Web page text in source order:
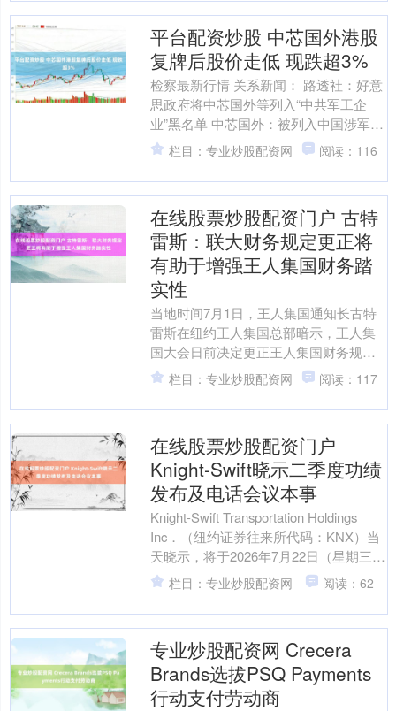
平台配资炒股 中芯国外港股
复牌后股价走低 现跌超3%
检察最新行情 关系新闻： 路透社：好意
思政府将中芯国外等列入“中共军工企
业”黑名单 中芯国外：被列入中国涉军企
业名单对公司运营莫得紧要影响 新浪科
技讯 12月4....
栏目：专业炒股配资网 阅读：116
在线股票炒股配资门户 古特
雷斯：联大财务规定更正将
有助于增强王人集国财务踏
实性
当地时间7月1日，王人集国通知长古特
雷斯在纽约王人集国总部暗示，王人集
国大会日前决定更正王人集国财务规
定，将有助于王人集国更负包袱地惩处
资源、保险业务流通性，并....
栏目：专业炒股配资网 阅读：117
在线股票炒股配资门户
Knight-Swift晓示二季度功绩
发布及电话会议本事
Knight-Swift Transportation Holdings
Inc．（纽约证券往来所代码：KNX）当
天晓示，将于2026年7月22日（星期三）
好意....
栏目：专业炒股配资网 阅读：62
专业炒股配资网 Crecera
Brands选拔PSQ Payments
行动支付劳动商